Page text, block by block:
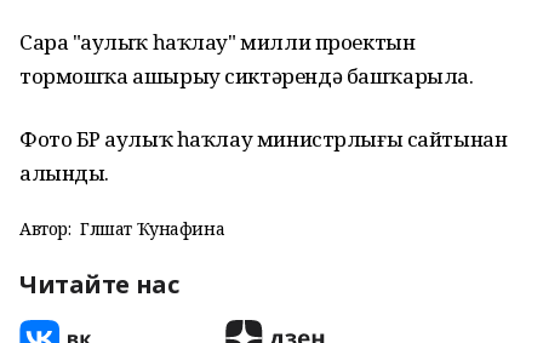
Сара "Һаулыҡ һаҡлау" милли проектын
тормошҡа ашырыу сиктәрендә башҡарыла.
Фото БР Һаулыҡ һаҡлау министрлығы сайтынан
алынды.
Автор: Гөлшат Ҡунафина
Читайте нас